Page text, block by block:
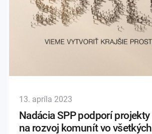
13. apríla 2023
Nadácia SPP podporí
na rozvoj komunít vo